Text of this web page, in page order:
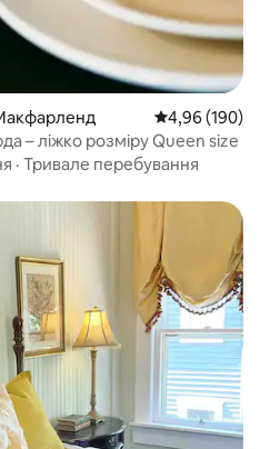
Середня
4,96 (190)
– ліжко розміру Queen size
· Тривале перебування